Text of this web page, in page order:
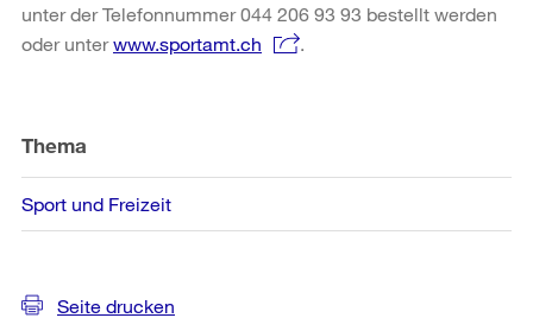
unter der Telefonnummer 044 206 93 93 bestellt werden
oder unterwww.sportamt.ch
Informationen
Thema
Sport und Freizeit
Seite drucken